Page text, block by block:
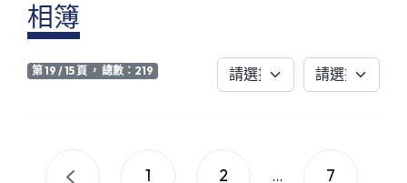
相簿
第 19 / 15 頁 ， 總數：219
1 2 ... 7